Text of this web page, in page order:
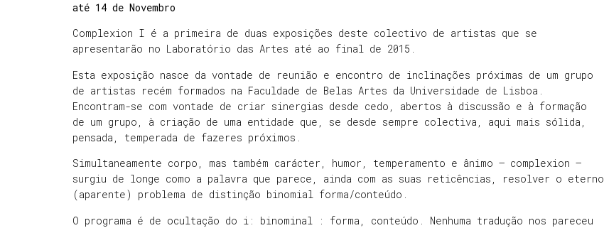
até 14 de Novembro
Complexion I é a primeira de duas exposições deste colectivo de artistas que se
apresentarão no Laboratório das Artes até ao final de 2015.
Esta exposição nasce da vontade de reunião e encontro de inclinações próximas de um grupo
de artistas recém formados na Faculdade de Belas Artes da Universidade de Lisboa.
Encontram-se com vontade de criar sinergias desde cedo, abertos à discussão e à formação
de um grupo, à criação de uma entidade que, se desde sempre colectiva, aqui mais sólida,
pensada, temperada de fazeres próximos.
Simultaneamente corpo, mas também carácter, humor, temperamento e ânimo – complexion –
surgiu de longe como a palavra que parece, ainda com as suas reticências, resolver o eterno
(aparente) problema de distinção binomial forma/conteúdo.
O programa é de ocultação do i: binominal : forma, conteúdo. Nenhuma tradução nos pareceu